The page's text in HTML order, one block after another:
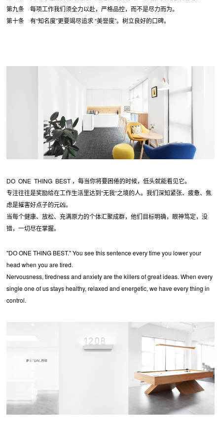
第九条 每项工作我们须全力以赴，严格品控，而不是尽力而为。
第十条 有“知名度”更要竭尽追求 “美誉度”。树立良好的口碑。
DO ONE THING BEST ，每当你将要困倦的时候，低头就能看见它。
专注往往是奖励给在工作生活里达到“无我“之境的人。我们深知紧张、疲惫、焦
虑是摧害好点子的元凶。
当每个健康、放松、充满原力的个体汇聚成群，他们目标明确，眼神笃定，没
错，一切尽在掌握。
"DO ONE THING BEST." You see this sentence every time you lower your
head when you are tired.
Nervousness, tiredness and anxiety are the killers of great ideas. When every
single one of us stays healthy, relaxed and energetic, we have every thing in
control.